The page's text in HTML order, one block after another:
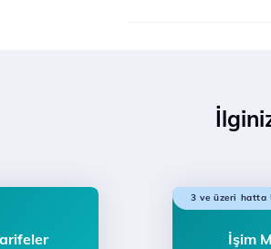
3 ve üzeri hatta
İşim